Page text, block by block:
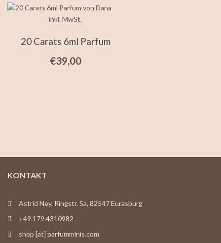
inkl. MwSt.
20 Carats 6ml Parfum
€39,00
KONTAKT
Astrid Ney, Ringstr. 5a, 82547 Eurasburg
+49.179.4310982
shop [at] parfumminis.com